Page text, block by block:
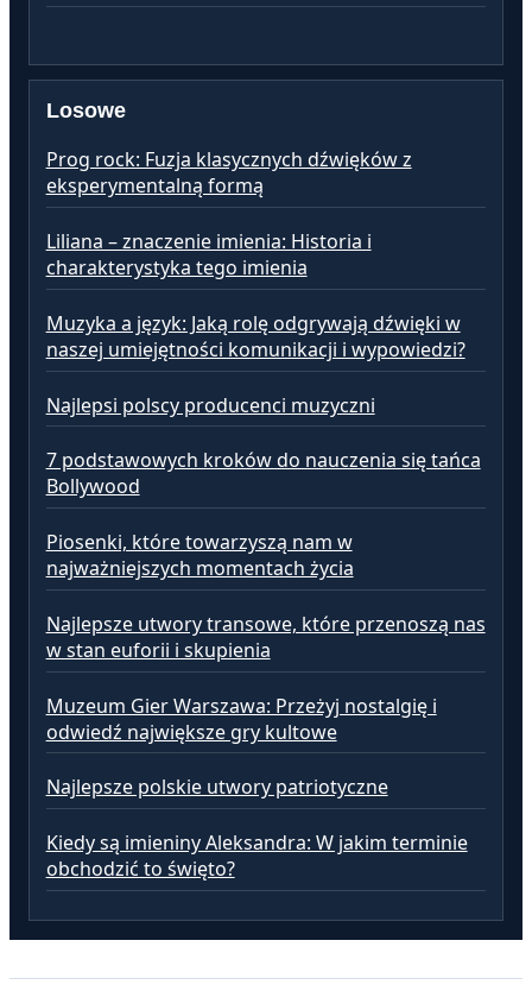
Losowe
Prog rock: Fuzja klasycznych dźwięków z
eksperymentalną formą
Liliana – znaczenie imienia: Historia i
charakterystyka tego imienia
Muzyka a język: Jaką rolę odgrywają dźwięki w
naszej umiejętności komunikacji i wypowiedzi?
Najlepsi polscy producenci muzyczni
7 podstawowych kroków do nauczenia się tańca
Bollywood
Piosenki, które towarzyszą nam w
najważniejszych momentach życia
Najlepsze utwory transowe, które przenoszą nas
w stan euforii i skupienia
Muzeum Gier Warszawa: Przeżyj nostalgię i
odwiedź największe gry kultowe
Najlepsze polskie utwory patriotyczne
Kiedy są imieniny Aleksandra: W jakim terminie
obchodzić to święto?